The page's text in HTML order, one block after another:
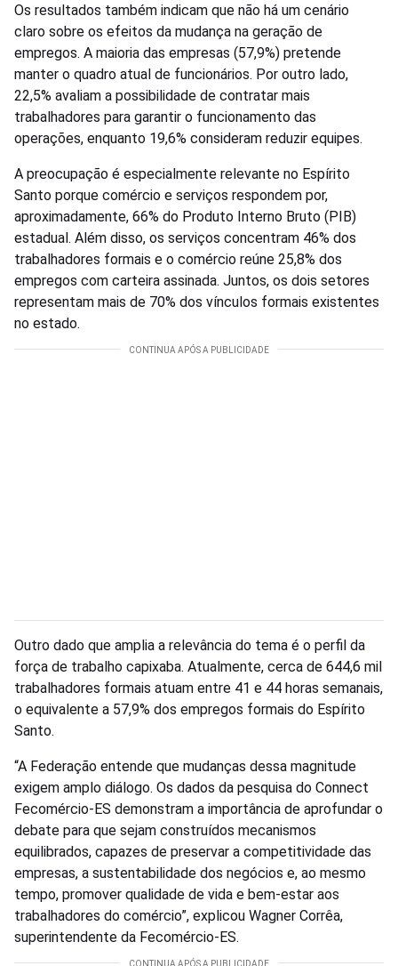
Os resultados também indicam que não há um cenário
claro sobre os efeitos da mudança na geração de
empregos. A maioria das empresas (57,9%) pretende
manter o quadro atual de funcionários. Por outro lado,
22,5% avaliam a possibilidade de contratar mais
trabalhadores para garantir o funcionamento das
operações, enquanto 19,6% consideram reduzir equipes.
A preocupação é especialmente relevante no Espírito
Santo porque comércio e serviços respondem por,
aproximadamente, 66% do Produto Interno Bruto (PIB)
estadual. Além disso, os serviços concentram 46% dos
trabalhadores formais e o comércio reúne 25,8% dos
empregos com carteira assinada. Juntos, os dois setores
representam mais de 70% dos vínculos formais existentes
no estado.
Outro dado que amplia a relevância do tema é o perfil da
força de trabalho capixaba. Atualmente, cerca de 644,6 mil
trabalhadores formais atuam entre 41 e 44 horas semanais,
o equivalente a 57,9% dos empregos formais do Espírito
Santo.
“A Federação entende que mudanças dessa magnitude
exigem amplo diálogo. Os dados da pesquisa do Connect
Fecomércio-ES demonstram a importância de aprofundar o
debate para que sejam construídos mecanismos
equilibrados, capazes de preservar a competitividade das
empresas, a sustentabilidade dos negócios e, ao mesmo
tempo, promover qualidade de vida e bem-estar aos
trabalhadores do comércio”, explicou Wagner Corrêa,
superintendente da Fecomércio-ES.